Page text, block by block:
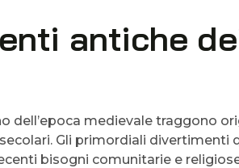
antiche
dell’epoca medievale traggono
Gli primordiali divertimenti
bisogni comunitarie e